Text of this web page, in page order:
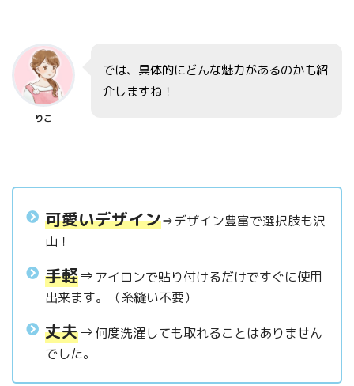
りこ
では、具体的にどんな魅力があるのかも紹
介しますね！
可愛いデザイン⇒デザイン豊富で選択肢も沢
山！
手軽⇒ アイロンで貼り付けるだけですぐに使用
出来ます。（糸縫い不要）
丈夫⇒何度洗濯しても取れることはありません
でした。